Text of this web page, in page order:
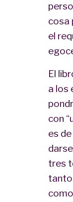
cosa
el
El
a los
con
es
tres
tanto